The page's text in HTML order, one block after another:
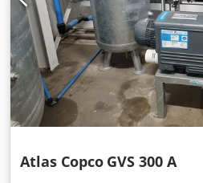
Atlas Copco GVS 300 A